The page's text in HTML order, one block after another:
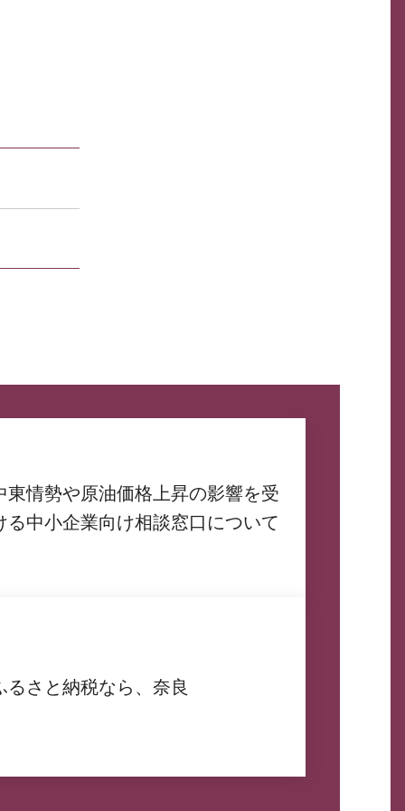
東情勢や原油価格上昇の影響を受
る中小企業向け相談窓口について
るさと納税なら、奈良